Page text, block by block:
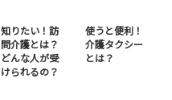
知りたい！訪
問介護とは？
どんな人が受
けられるの？
使うと便利！
介護タクシー
とは？